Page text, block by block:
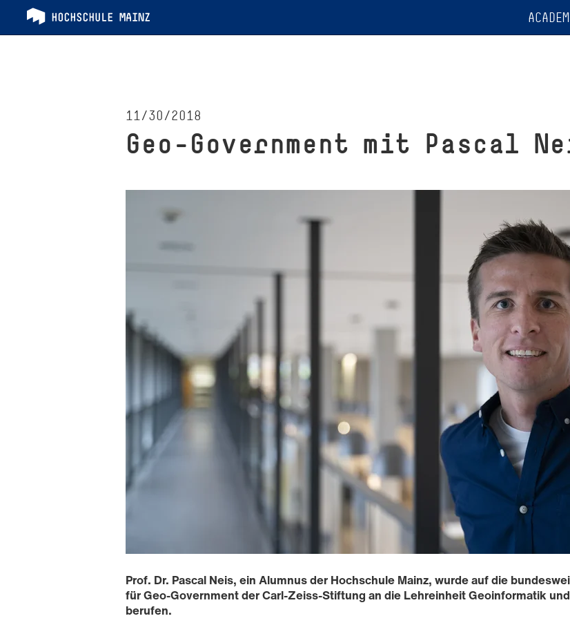
11/30/2018
Geo-Government mit Pascal
Prof. Dr. Pascal Neis, ein Alumnus der Hochschule Mainz, wurde auf die
für Geo-Government der Carl-Zeiss-Stiftung an die Lehreinheit Geoinformatik
berufen.